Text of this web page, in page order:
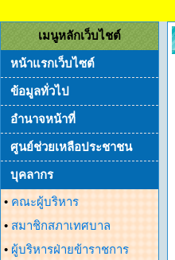
เมนูหลักเว็บไชต์
หน้าแรกเว็บไซต์
ข้อมูลทั่วไป
อำนาจหน้าที่
ศูนย์ช่วยเหลือประชาชน
บุคลากร
• คณะผู้บริหาร
• สมาชิกสภาเทศบาล
• ผู้บริหารฝ่ายข้าราชการ